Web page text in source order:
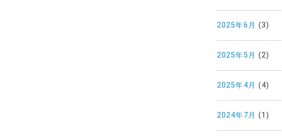
2025年6月 (3)
2025年5月 (2)
2025年4月 (4)
2024年7月 (1)